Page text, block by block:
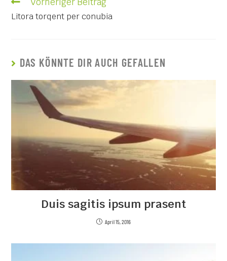
Litora torqent per conubia
DAS KÖNNTE DIR AUCH GEFALLEN
Duis sagitis ipsum prasent
April 15, 2016